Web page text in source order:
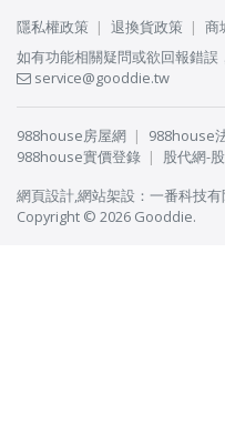
隱私權政策 退換貨政策
商
如有功能相關疑問或欲回報錯誤
service@gooddie.tw
988house房屋網 988house
988house實價登錄
股代網-
網頁設計,網站架設 ： 一番科技有
Copyright © 2026 Gooddie.